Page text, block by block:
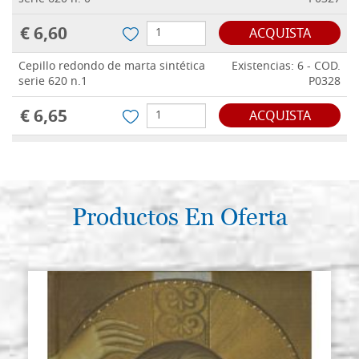
€ 6,60 ACQUISTA
Cepillo redondo de marta sintética
serie 620 n.1
Existencias: 6 - COD.
P0328
€ 6,65 ACQUISTA
€ 7,00
serie 620 n. 4
Existencias: 8 - COD.
Cepillo redondo de marta sintética
serie 620 n. 6
Existencias: 9 - COD.
Productos En Oferta